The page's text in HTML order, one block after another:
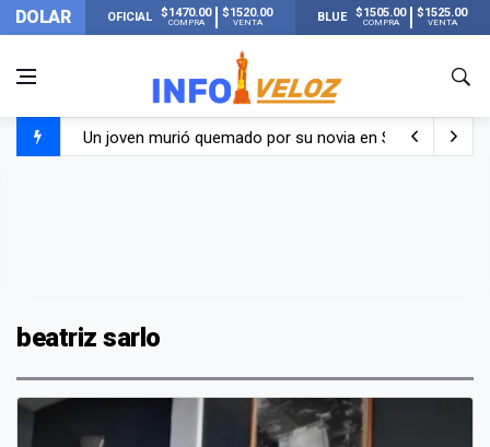
DOLAR OFICIAL $1470.00
COMPRA
$1520.00
VENTA BLUE $1505.00
COMPRA
$1525.00
VENTA
Un joven murió quemado por su novia en San Luis:
beatriz sarlo